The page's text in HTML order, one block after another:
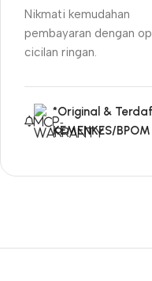
Nikmati kemudahan
pembayaran dengan
cicilan ringan.
*Original &
KEMENKES/BPOM